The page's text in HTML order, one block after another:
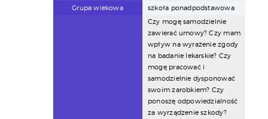
Grupa wiekowa
szkoła ponadpodstawowa
Czy mogę samodzielnie
zawierać umowy? Czy mam
wpływ na wyrażenie zgody
na badanie lekarskie? Czy
mogę pracować i
samodzielnie dysponować
swoim zarobkiem? Czy
ponoszę odpowiedzialność
za wyrządzenie szkody?